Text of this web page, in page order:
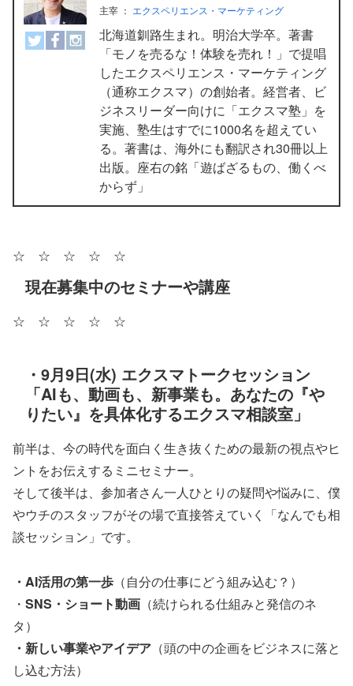
主宰 ： エクスペリエンス・マーケティング
北海道釧路生まれ。明治大学卒。著書
「モノを売るな！体験を売れ！」で提唱
したエクスペリエンス・マーケティング
（通称エクスマ）の創始者。経営者、ビ
ジネスリーダー向けに「エクスマ塾」を
実施、塾生はすでに1000名を超えてい
る。著書は、海外にも翻訳され30冊以上
出版。座右の銘「遊ばざるもの、働くべ
からず」
☆ ☆ ☆ ☆ ☆
現在募集中のセミナーや講座
☆ ☆ ☆ ☆ ☆
・9月9日(水) エクスマトークセッション
「AIも、動画も、新事業も。あなたの『や
りたい』を具体化するエクスマ相談室」
前半は、今の時代を面白く生き抜くための最新の視点やヒ
ントをお伝えするミニセミナー。
そして後半は、参加者さん一人ひとりの疑問や悩みに、僕
やウチのスタッフがその場で直接答えていく「なんでも相
談セッション」です。
・AI活用の第一歩 （自分の仕事にどう組み込む？）
・ SNS・ショート動画 （続けられる仕組みと発信のネ
タ）
・新しい事業やアイデア （頭の中の企画をビジネスに落と
し込む方法）